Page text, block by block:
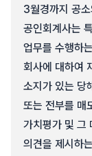
3월경까지 공
공인회계사는
업무를 수행하
회사에 대하여
소지가 있는 당
또는 전부를 매
가치평가 및 그
의견을 제시하